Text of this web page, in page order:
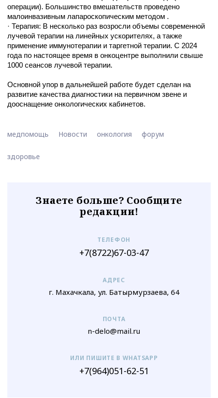
операции). Большинство вмешательств проведено
малоинвазивным лапароскопическим методом .
· Терапия: В несколько раз возросли объемы современной
лучевой терапии на линейных ускорителях, а также
применение иммунотерапии и таргетной терапии. С 2024
года по настоящее время в онкоцентре выполнили свыше
1000 сеансов лучевой терапии.
Основной упор в дальнейшей работе будет сделан на
развитие качества диагностики на первичном звене и
дооснащение онкологических кабинетов.
медпомощь Новости онкология форум
здоровье
Знаете больше? Сообщите
редакции!
ТЕЛЕФОН
+7(8722)67-03-47
АДРЕС
г. Махачкала, ул. Батырмурзаева, 64
ПОЧТА
n-delo@mail.ru
ИЛИ ПИШИТЕ В WHATSAPP
+7(964)051-62-51